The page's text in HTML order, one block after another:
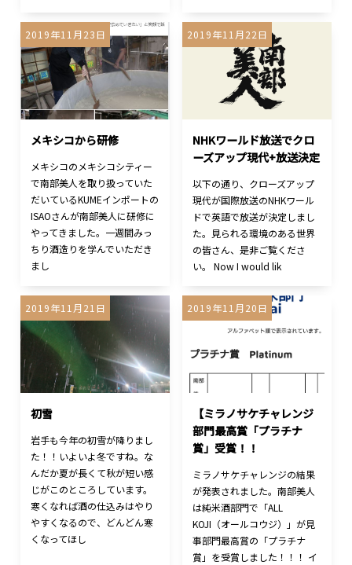
2019年11月23日
メキシコから研修
メキシコのメキシコシティー
で南部美人を取り扱っていた
だいているKUMEインポートの
ISAOさんが南部美人に研修に
やってきました。一週間みっ
ちり酒造りを学んでいただき
まし
2019年11月22日
NHKワールド放送でクロ
ーズアップ現代+放送決定
以下の通り、クローズアップ
現代が国際放送のNHKワール
ドで英語で放送が決定しまし
た。見られる環境のある世界
の皆さん、是非ご覧くださ
い。 Now I would lik
2019年11月21日
初雪
岩手も今年の初雪が降りまし
た！！いよいよ冬ですね。な
んだか夏が長くて秋が短い感
じがこのところしています。
寒くなれば酒の仕込みはやり
やすくなるので、どんどん寒
くなってほし
2019年11月20日
【ミラノサケチャレンジ
部門最高賞「プラチナ
賞」受賞！！
ミラノサケチャレンジの結果
が発表されました。南部美人
は純米酒部門で「ALL
KOJI（オールコウジ）」が見
事部門最高賞の「プラチナ
賞」を受賞しました！！！ イ